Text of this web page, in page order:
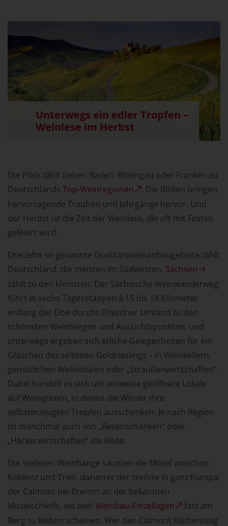
Unterwegs ein edler Tropfen –
Weinlese im Herbst
Die Pfalz zählt neben Baden, Rheingau oder Franken zu
Deutschlands Top-Weinregionen
. Die Böden bringen
hervorragende Trauben und Jahrgänge hervor. Und
der Herbst ist die Zeit der Weinlese, die oft mit Festen
gefeiert wird.
Dreizehn so genannte Qualitätsweinanbaugebiete zählt
Deutschland, die meisten im Südwesten. Sachsen
zählt zu den kleinsten. Der Sächsische Weinwanderweg
führt in sechs Tagesetappen à 15 bis 18 Kilometer
entlang der Elbe durchs Dresdner Umland zu den
schönsten Weinbergen und Aussichtspunkten, und
unterwegs ergeben sich etliche Gelegenheiten für ein
Gläschen des seltenen Goldrieslings – in Weinkellern,
gemütlichen Weinlokalen oder „Straußenwirtschaften“.
Dabei handelt es sich um zeitweise geöffnete Lokale
auf Weingütern, in denen die Winzer ihre
selbsterzeugten Tropfen ausschenken. Je nach Region
ist manchmal auch von „Besenschänken“ oder
„Häckerwirtschaften“ die Rede.
Die steilsten Weinhänge säumen die Mosel zwischen
Koblenz und Trier, darunter der steilste in ganz Europa:
der Calmont bei Bremm an der bekannten
Moselschleife, wo zwei Weinbau-Einzellagen
fast am
Berg zu kleben scheinen. Wer den Calmont Klettersteig